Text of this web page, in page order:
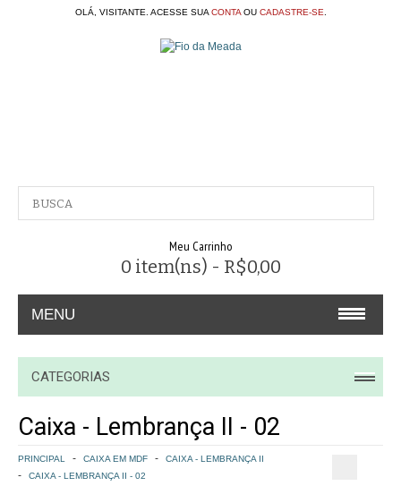
OLÁ, VISITANTE. ACESSE SUA CONTAOU CADASTRE-SE
Meu Carrinho
0 item(ns) - R$0,00
MENU
A EMPRESA
CONTATO
COMO COMPRAR
POLÍTICA DE FRETE GRÁTIS
CATEGORIAS
Caixa - Lembrança II - 02
PRINCIPAL CAIXA EM MDF
CAIXA - LEMBRANÇA II
CAIXA - LEMBRANÇA II - 02